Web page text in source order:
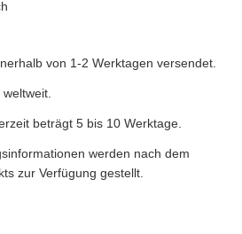
von 1-2 Werktagen versendet.
beträgt 5 bis 10 Werktage.
werden nach dem
zur Verfügung gestellt.